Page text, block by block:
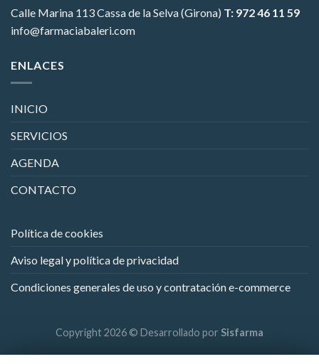
Calle Marina 113Cassa de la Selva (Girona) T: 972 46 11 59
info@farmaciabaleri.com
ENLACES
INICIO
SERVICIOS
AGENDA
CONTACTO
Política de cookies
Aviso legal y política de privacidad
Condiciones generales de uso y contratación e-commerce
Copyright 2026 © Desarrollado por Sisfarma